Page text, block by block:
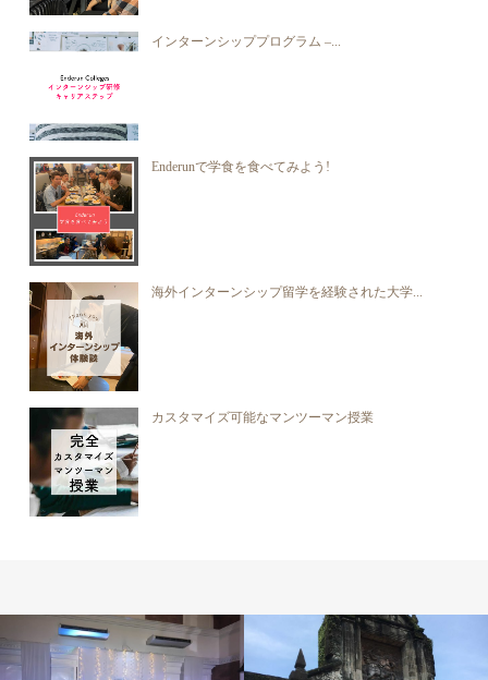
インターンシッププログラム –...
Enderunで学食を食べてみよう!
海外インターンシップ留学を経験された大学...
カスタマイズ可能なマンツーマン授業